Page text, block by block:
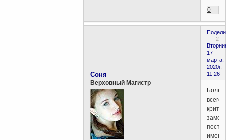
0
2
17
марта,
2020г.
11:26
Соня
Верховный Магистр
всего